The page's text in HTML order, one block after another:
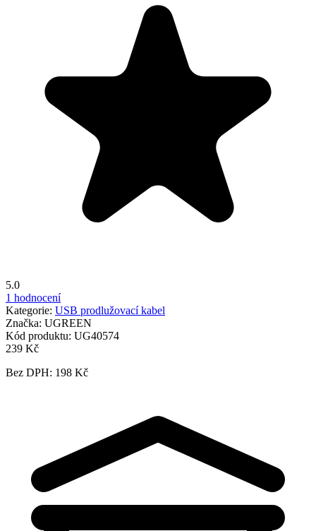
5.0
1 hodnocení
Kategorie: USB prodlužovací kabel
Značka: UGREEN
Kód produktu: UG40574
239 Kč
Bez DPH: 198 Kč